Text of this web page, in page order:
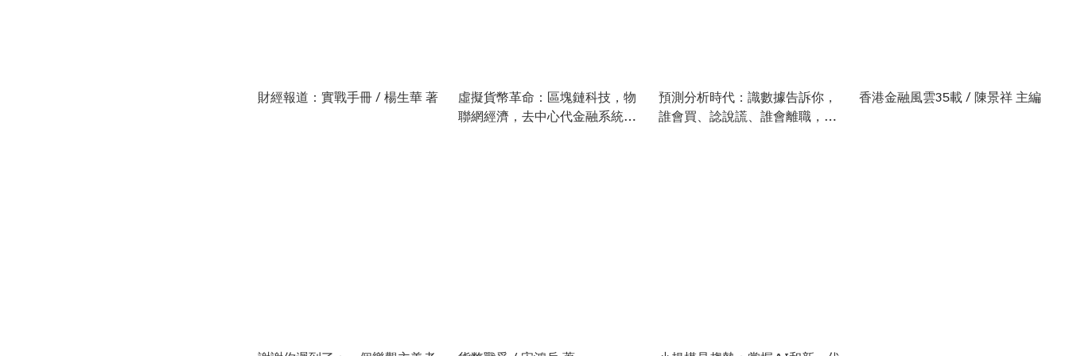
財經報道：實戰手冊 / 楊生華 著
虛擬貨幣革命：區塊鏈科技，物
聯網經濟，去中心代金融系統挑
預測分析時代：識數據告訴你，
誰會買、諗說謊、誰會離職，誰
香港金融風雲35載 / 陳景祥 主編